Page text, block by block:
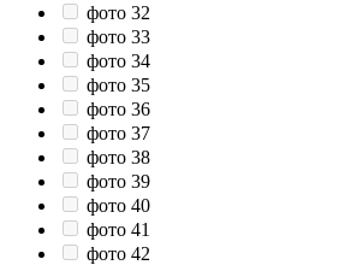
фото 32
фото 33
фото 34
фото 35
фото 36
фото 37
фото 38
фото 39
фото 40
фото 41
фото 42